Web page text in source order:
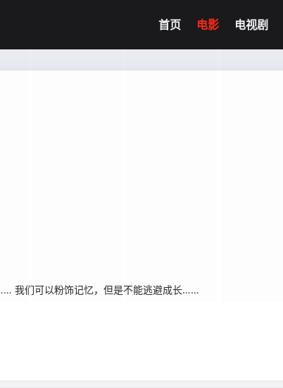
首页 电影 电视剧
我们可以粉饰记忆，但是不能逃避成长……